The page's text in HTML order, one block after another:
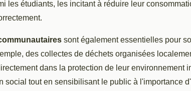
les étudiants, les incitant à réduire leur
sont également essentielles pour
des collectes de déchets organisées
dans la protection de leur environnement
social tout en sensibilisant le public à l'importance